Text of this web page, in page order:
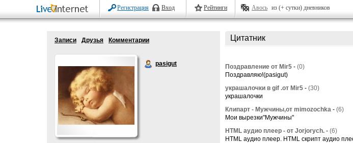
Регистрация Вход Рейтинги Авось из (+ сутки) дневников
Записи Друзья Комментарии
pasigut
Цитатник
Поздравление от Mir5 - (0)
Поздравляю!(pasigut)
украшалочки в gif .от Mir5 - (30)
украшалочки
Клипарт - Мужчины,от mimozochka - (6)
Мои вырезки"Мужчины"
HTML аудио плеер - от Jorjorych. - (6)
HTML аудио плеер. HTML скрипт аудио